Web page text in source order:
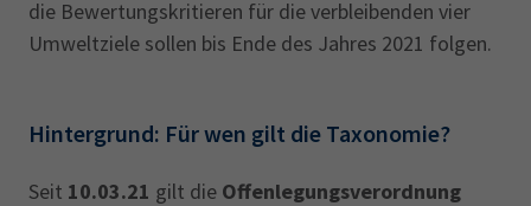
die Bewertungskritieren für die verbleibenden vier
Umweltziele sollen bis Ende des Jahres 2021 folgen.
Hintergrund: Für wen gilt die Taxonomie?
Seit 10.03.21 gilt die Offenlegungsverordnung